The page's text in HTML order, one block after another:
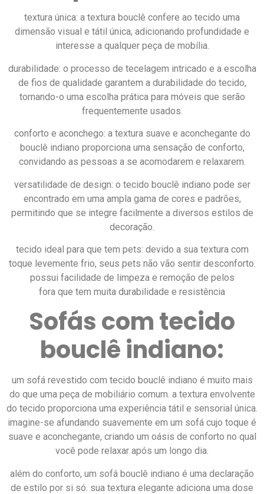
textura única: a textura bouclê confere ao tecido uma
dimensão visual e tátil única, adicionando profundidade e
interesse a qualquer peça de mobília.
durabilidade: o processo de tecelagem intricado e a escolha
de fios de qualidade garantem a durabilidade do tecido,
tornando-o uma escolha prática para móveis que serão
frequentemente usados.
conforto e aconchego: a textura suave e aconchegante do
bouclê indiano proporciona uma sensação de conforto,
convidando as pessoas a se acomodarem e relaxarem.
versatilidade de design: o tecido bouclê indiano pode ser
encontrado em uma ampla gama de cores e padrões,
permitindo que se integre facilmente a diversos estilos de
decoração.
tecido ideal para que tem pets: devido a sua textura com
toque levemente frio, seus pets não vão sentir desconforto.
possui facilidade de limpeza e remoção de pelos
fora que tem muita durabilidade e resistência
Sofás com tecido
bouclê indiano:
um sofá revestido com tecido bouclê indiano é muito mais
do que uma peça de mobiliário comum. a textura envolvente
do tecido proporciona uma experiência tátil e sensorial única.
imagine-se afundando suavemente em um sofá cujo toque é
suave e aconchegante, criando um oásis de conforto no qual
você pode relaxar após um longo dia.
além do conforto, um sofá bouclê indiano é uma declaração
de estilo por si só. sua textura elegante adiciona uma dose